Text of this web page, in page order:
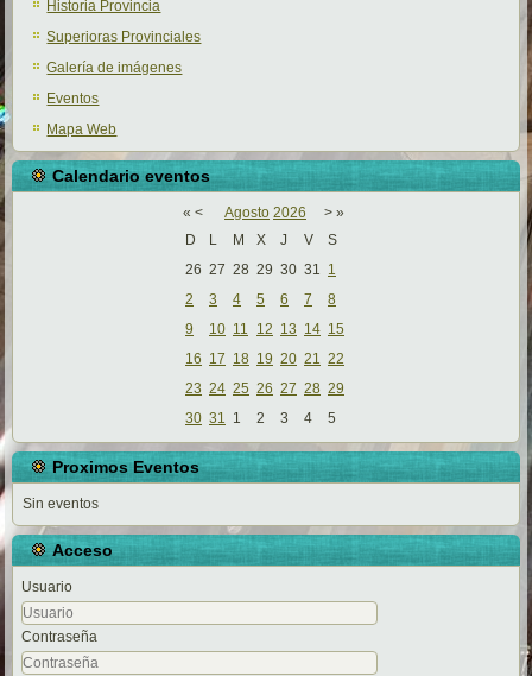
Historia Provincia
Superioras Provinciales
Galería de imágenes
Eventos
Mapa Web
Calendario eventos
« < Agosto 2026 > »
D
L M X J V
S
26 27 28 29 30 31 1
2
3 4 5 6 7
8
9
10 11 12 13 14 15
16 17 18 19 20 21 22
23 24 25 26 27 28 29
30 31 1 2 3 4 5
Proximos Eventos
Sin eventos
Acceso
Usuario
Contraseña